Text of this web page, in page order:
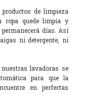
de limpieza
ropa quede limpia y
días. Así
ni detergente, ni
lavadoras se
para que la
en perfectas